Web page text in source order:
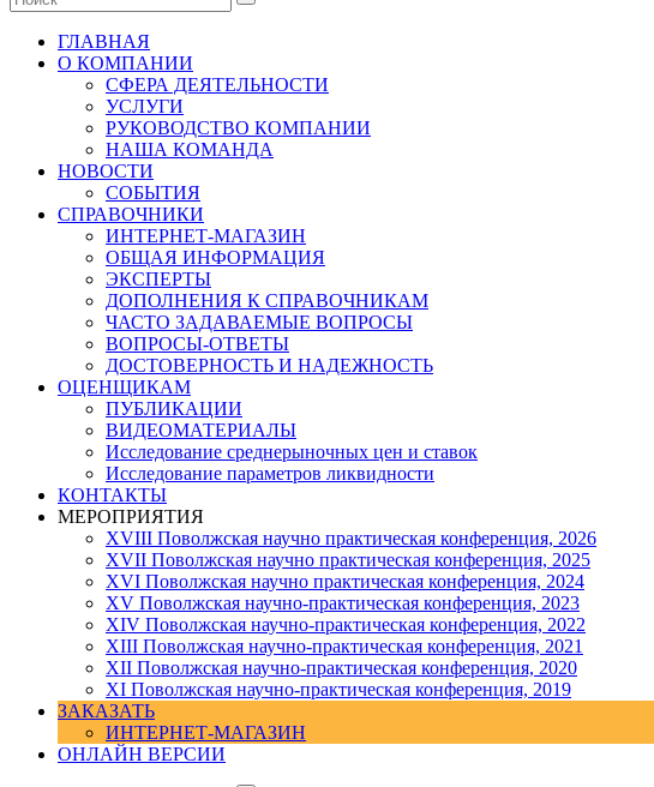
ГЛАВНАЯ
О КОМПАНИИ
СФЕРА ДЕЯТЕЛЬНОСТИ
УСЛУГИ
РУКОВОДСТВО КОМПАНИИ
НАША КОМАНДА
НОВОСТИ
СОБЫТИЯ
СПРАВОЧНИКИ
ИНТЕРНЕТ-МАГАЗИН
ОБЩАЯ ИНФОРМАЦИЯ
ЭКСПЕРТЫ
ДОПОЛНЕНИЯ К СПРАВОЧНИКАМ
ЧАСТО ЗАДАВАЕМЫЕ ВОПРОСЫ
ВОПРОСЫ-ОТВЕТЫ
ДОСТОВЕРНОСТЬ И НАДЕЖНОСТЬ
ОЦЕНЩИКАМ
ПУБЛИКАЦИИ
ВИДЕОМАТЕРИАЛЫ
Исследование среднерыночных цен и ставок
Исследование параметров ликвидности
КОНТАКТЫ
МЕРОПРИЯТИЯ
XVIII Поволжская научно практическая конференция, 2026
XVII Поволжская научно практическая конференция, 2025
XVI Поволжская научно практическая конференция, 2024
ХV Поволжская научно-практическая конференция, 2023
ХIV Поволжская научно-практическая конференция, 2022
ХIII Поволжская научно-практическая конференция, 2021
ХII Поволжская научно-практическая конференция, 2020
XI Поволжская научно-практическая конференция, 2019
ЗАКАЗАТЬ
ИНТЕРНЕТ-МАГАЗИН
ОНЛАЙН ВЕРСИИ